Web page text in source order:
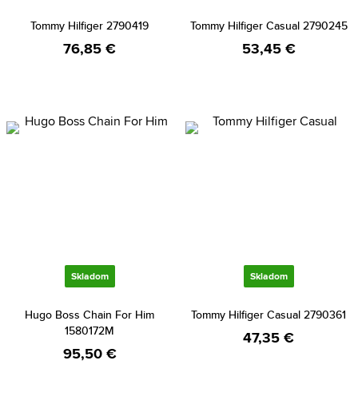
Tommy Hilfiger 2790419
76,85 €
Tommy Hilfiger Casual 2790245
53,45 €
Skladom
Hugo Boss Chain For Him
1580172M
95,50 €
Skladom
Tommy Hilfiger Casual 2790361
47,35 €